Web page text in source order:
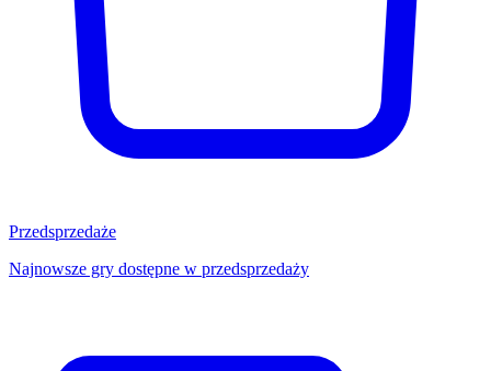
Przedsprzedaże
Najnowsze gry dostępne w przedsprzedaży